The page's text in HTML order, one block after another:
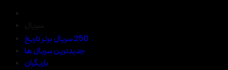
250 سریال برتر تاریخ
جدیدترین سریال ها
بازیگران